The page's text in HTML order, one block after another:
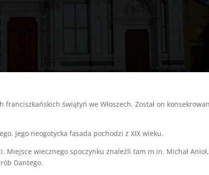
świątyń we Włoszech. Został on
Jego neogotycka fasada pochodzi z XIX wieku.
wiecznego spoczynku znaleźli tam m.in. Michał
Dantego.